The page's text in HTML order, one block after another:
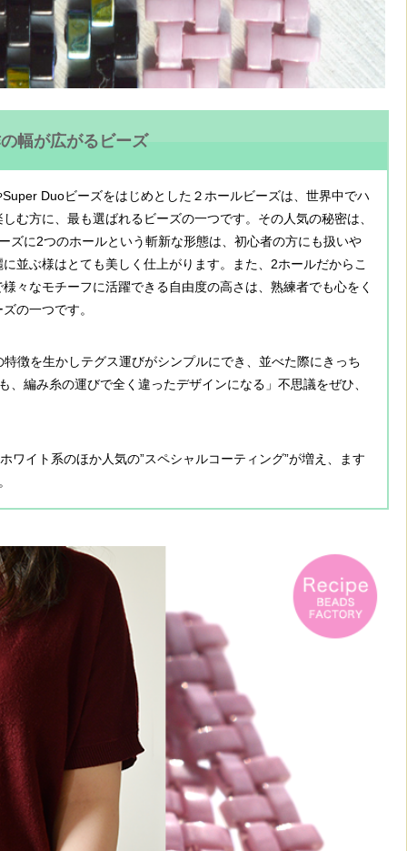
幅が広がるビーズ
Duoビーズをはじめとした２ホールビーズは、世界中でハ
む方に、最も選ばれるビーズの一つです。その人気の秘密は、
ズに2つのホールという斬新な形態は、初心者の方にも扱いや
並ぶ様はとても美しく仕上がります。また、2ホールだからこ
々なモチーフに活躍できる自由度の高さは、熟練者でも心をく
の一つです。
徴を生かしテグス運びがシンプルにでき、並べた際にきっち
編み糸の運びで全く違ったデザインになる」不思議をぜひ、
ワイト系のほか人気の”スペシャルコーティング”が増え、ます